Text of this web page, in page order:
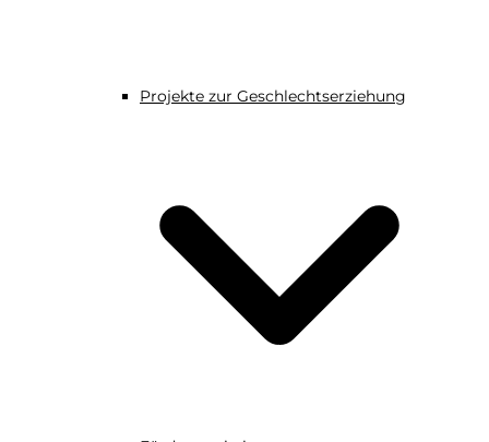
Projekte zur Geschlechtserziehung